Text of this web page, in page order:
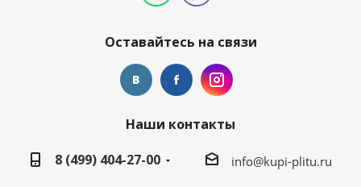
Оставайтесь на связи
Наши контакты
8 (499) 404-27-00
info@kupi-plitu.ru